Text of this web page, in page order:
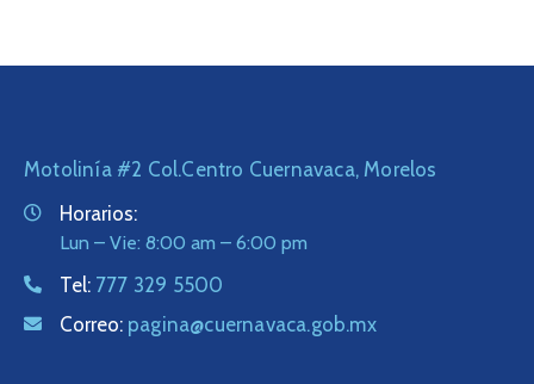
Motolinía #2 Col.Centro Cuernavaca, Morelos
Horarios:
Lun – Vie: 8:00 am – 6:00 pm
Tel: 777 329 5500
Correo: pagina@cuernavaca.gob.mx